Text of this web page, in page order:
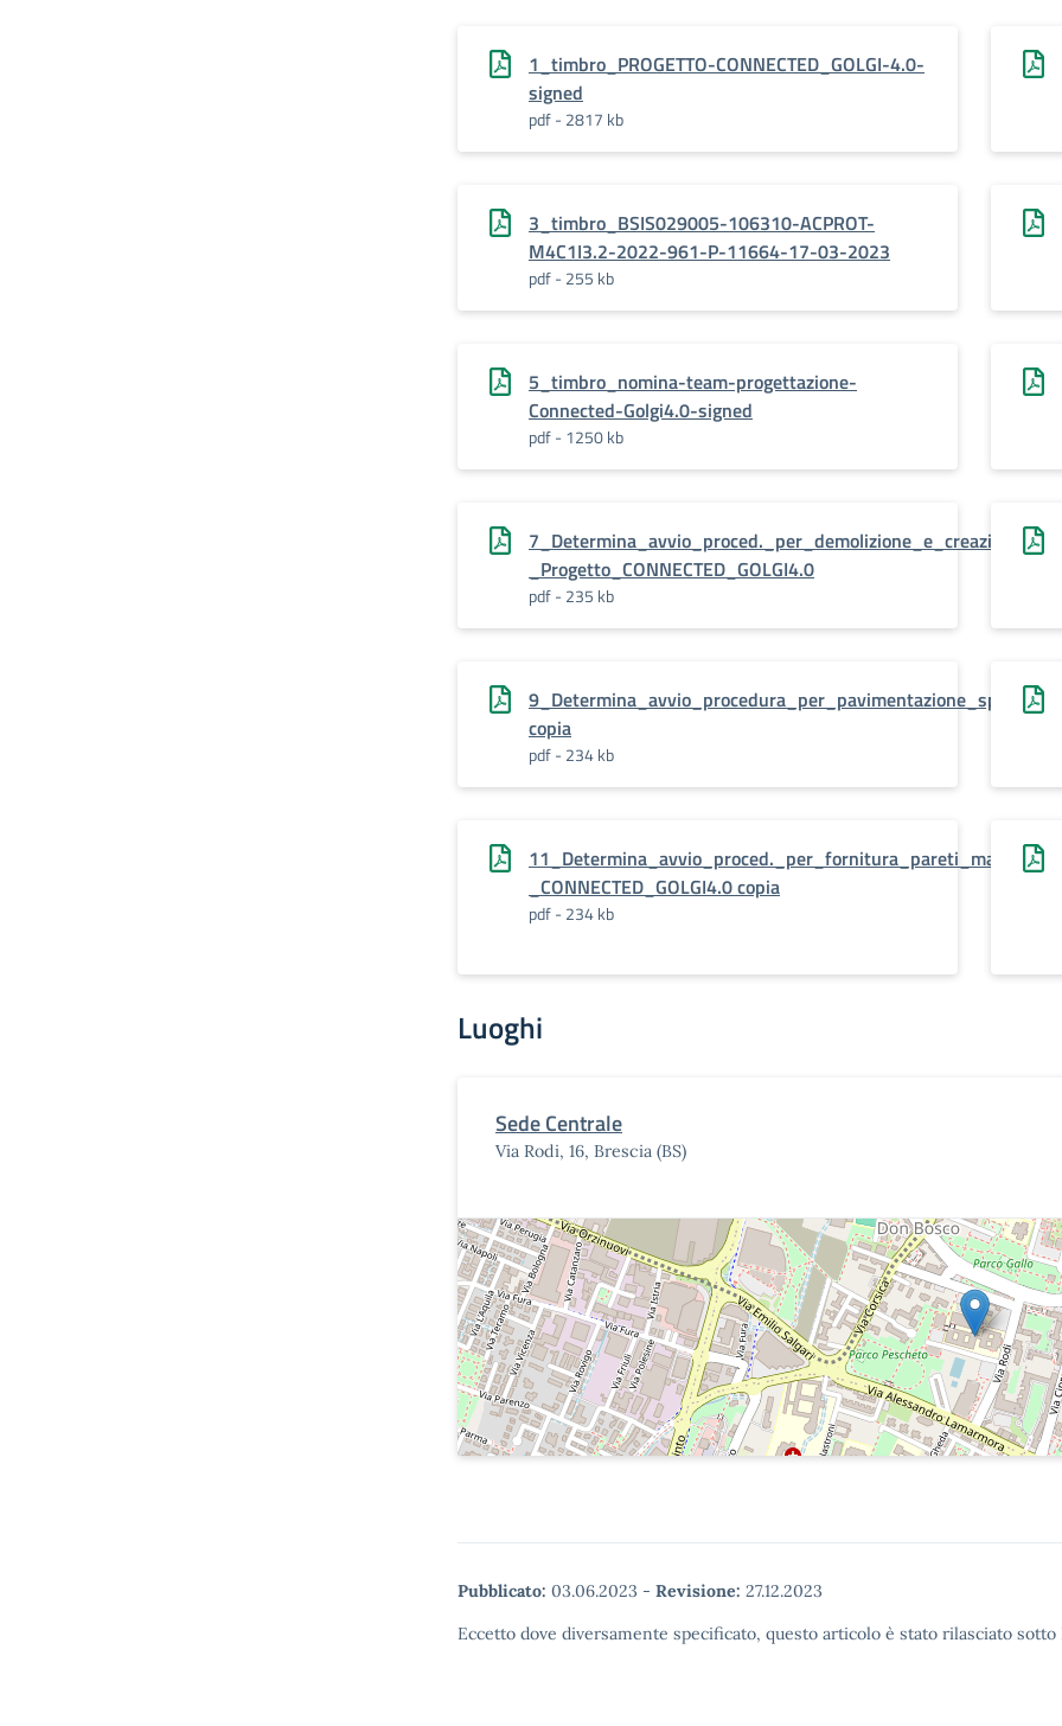
1_timbro_PROGETTO-CONNECTED_GOLGI-4.0-
signed
pdf - 2817 kb
3_timbro_BSIS029005-106310-ACPROT-
M4C1I3.2-2022-961-P-11664-17-03-2023
pdf - 255 kb
5_timbro_nomina-team-progettazione-
Connected-Golgi4.0-signed
pdf - 1250 kb
_Progetto_CONNECTED_GOLGI4.0
pdf - 235 kb
copia
pdf - 234 kb
_CONNECTED_GOLGI4.0 copia
pdf - 234 kb
Luoghi
Sede Centrale
Via Rodi, 16, Brescia (BS)
Pubblicato: 03.06.2023 - Revisione: 27.12.2023
Eccetto dove diversamente specificato, questo articolo è stato rilasciato